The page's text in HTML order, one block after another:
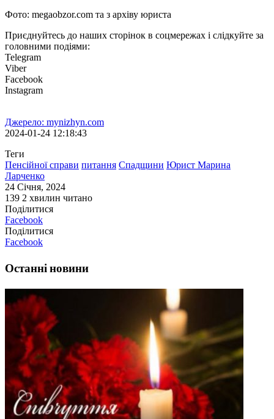
Фото: megaobzor.com та з архіву юриста
Приєднуйтесь до наших сторінок в соцмережах і слідкуйте за
головними подіями:
Telegram
Viber
Facebook
Instagram
Джерело: mynizhyn.com
2024-01-24 12:18:43
Теги
Пенсійної справи питання Спадщини Юрист Марина
Ларченко
24 Січня, 2024
139 2 хвилин читано
Поділитися
Facebook
Поділитися
Facebook
Останні новини